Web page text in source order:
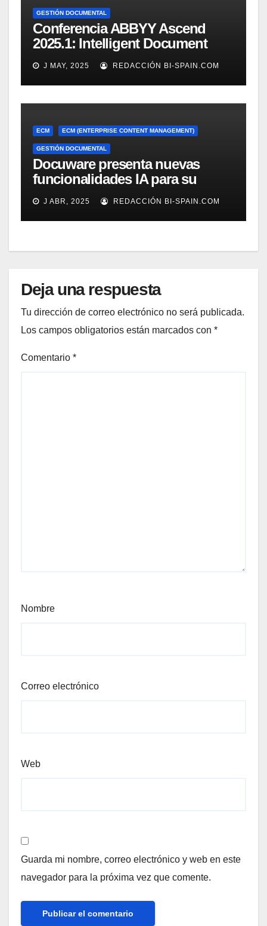
GESTIÓN DOCUMENTAL
Conferencia ABBYY Ascend
2025.1: Intelligent Document
Processing a tope
J MAY, 2025 REDACCIÓN BI-SPAIN.COM
ECM ECM (ENTERPRISE CONTENT MANAGEMENT)
GESTIÓN DOCUMENTAL
Docuware presenta nuevas
funcionalidades IA para su
gestión documental
J ABR, 2025 REDACCIÓN BI-SPAIN.COM
Deja una respuesta
Tu dirección de correo electrónico no será publicada.
Los campos obligatorios están marcados con *
Comentario *
Nombre
Correo electrónico
Web
Guarda mi nombre, correo electrónico y web en este
navegador para la próxima vez que comente.